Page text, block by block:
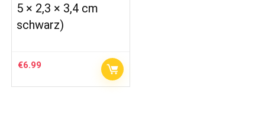
5 × 2,3 × 3,4 cm
schwarz)
€6.99